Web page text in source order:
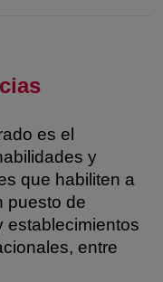
es el
y
que habiliten a
puesto de
establecimientos
entre